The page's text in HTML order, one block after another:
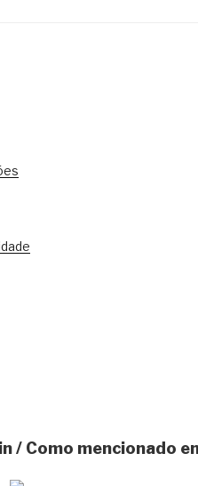
/ Como mencionado